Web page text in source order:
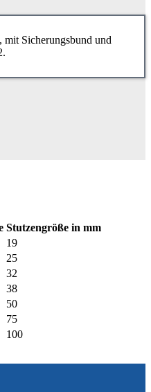
mit Sicherungsbund und
Stutzengröße in mm
19
25
32
38
50
75
100